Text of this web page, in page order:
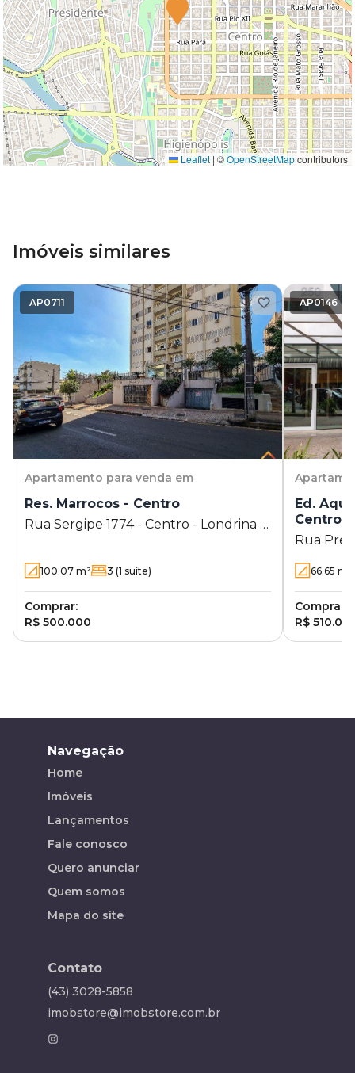
Leaflet | ©OpenStreetMapcontributors
Imóveis similares
AP0711
Apartamento para venda em
Res. Marrocos - Centro
Rua Sergipe 1774 - Centro - Londrina -
100.07 m² 3 (1 suíte)
Comprar:
R$ 500.000
AP0146
Ed.
Centro
Rua
-
66.65 m²
Comprar:
R$
Navegação
Home
Imóveis
Lançamentos
Fale conosco
Quero anunciar
Quem somos
Mapa do site
Contato
(43) 3028-5858
imobstore@imobstore.com.br